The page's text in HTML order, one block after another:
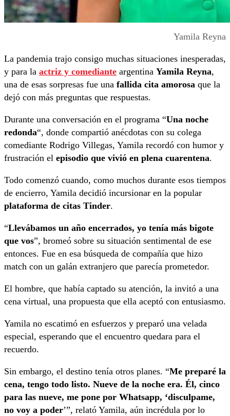
Yamila Reyna
La pandemia trajo consigo muchas situaciones inesperadas,
y para la actriz y comediante argentina Yamila Reyna,
una de esas sorpresas fue una fallida cita amorosa que la
dejó con más preguntas que respuestas.
Durante una conversación en el programa “Una noche
redonda“, donde compartió anécdotas con su colega
comediante Rodrigo Villegas, Yamila recordó con humor y
frustración el episodio que vivió en plena cuarentena.
Todo comenzó cuando, como muchos durante esos tiempos
de encierro, Yamila decidió incursionar en la popular
plataforma de citas Tinder.
“Llevábamos un año encerrados, yo tenía más bigote
que vos”, bromeó sobre su situación sentimental de ese
entonces. Fue en esa búsqueda de compañía que hizo
match con un galán extranjero que parecía prometedor.
El hombre, que había captado su atención, la invitó a una
cena virtual, una propuesta que ella aceptó con entusiasmo.
Yamila no escatimó en esfuerzos y preparó una velada
especial, esperando que el encuentro quedara para el
recuerdo.
Sin embargo, el destino tenía otros planes. “Me preparé la
cena, tengo todo listo. Nueve de la noche era. Él, cinco
para las nueve, me pone por Whatsapp, ‘disculpame,
no voy a poder’”, relató Yamila, aún incrédula por lo